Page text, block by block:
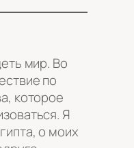
мир. Во
по
которое
Я
о моих